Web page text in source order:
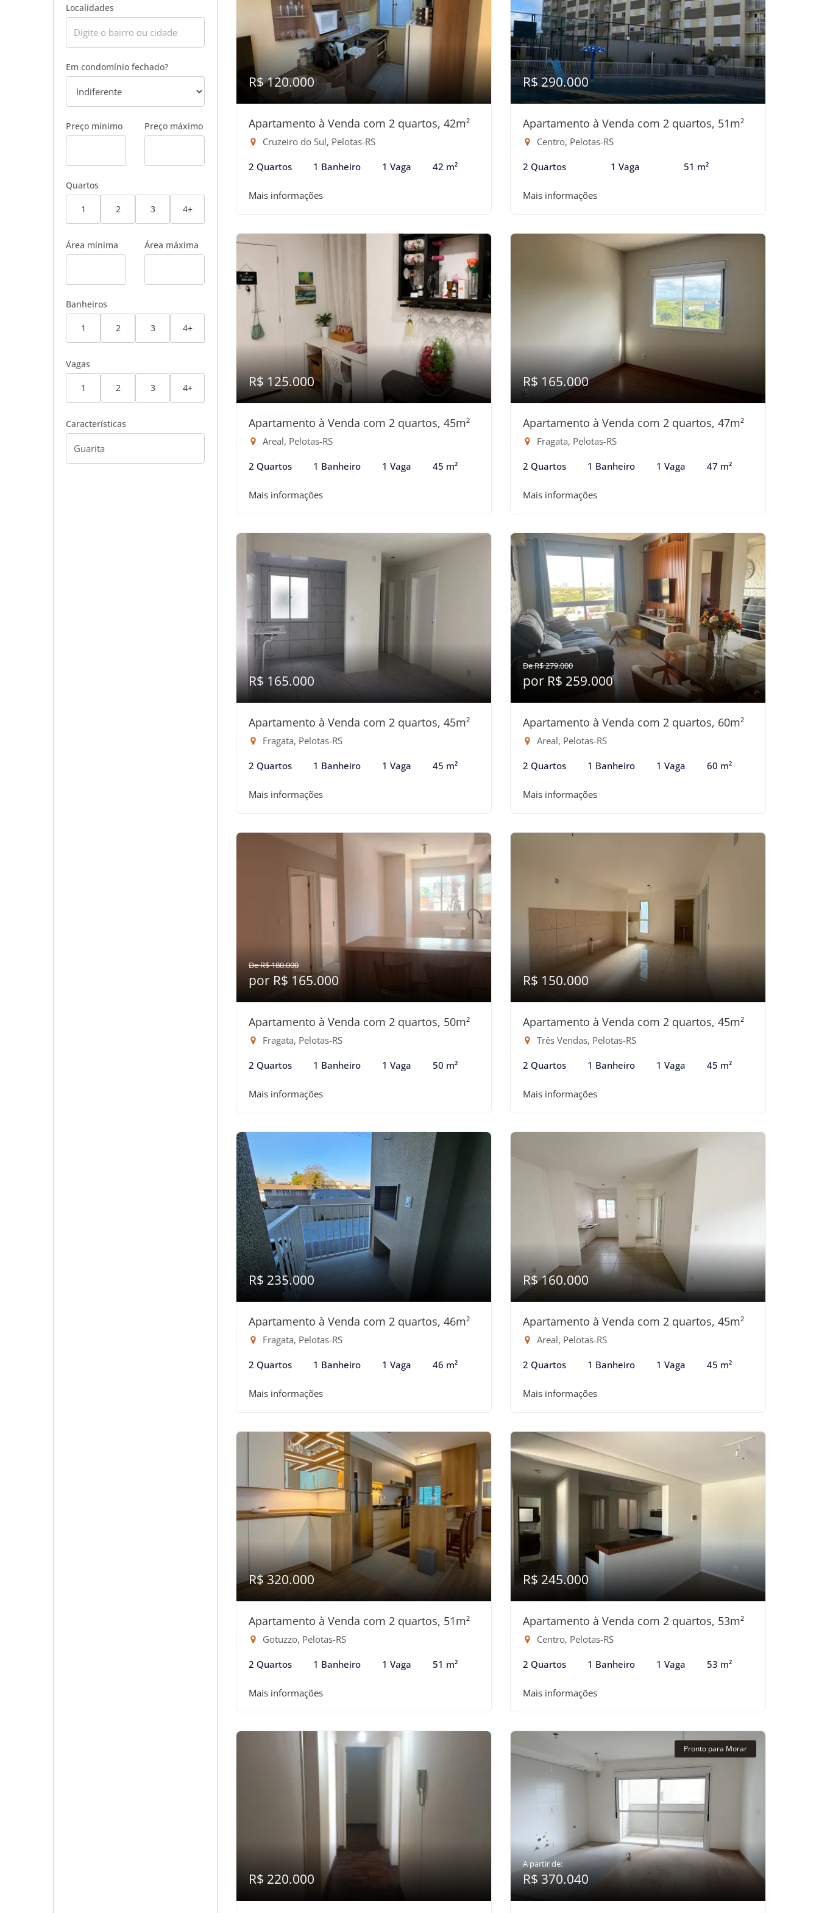
Localidades
Em condomínio fechado?
Preço mínimo Preço máximo
Quartos
1 2 3 4+
Área mínima Área máxima
Banheiros
1 2 3 4+
Vagas
1 2 3 4+
Características
R$ 120.000
Apartamento à Venda com 2 quartos, 42m²
Cruzeiro do Sul, Pelotas-RS
2 Quartos 1 Banheiro 1 Vaga 42 m²
Mais informações
R$ 290.000
Apartamento à Venda com 2 quartos, 51m²
Centro, Pelotas-RS
2 Quartos 1 Vaga 51 m²
Mais informações
R$ 125.000
Apartamento à Venda com 2 quartos, 45m²
Areal, Pelotas-RS
2 Quartos 1 Banheiro 1 Vaga 45 m²
Mais informações
R$ 165.000
Apartamento à Venda com 2 quartos, 47m²
Fragata, Pelotas-RS
2 Quartos 1 Banheiro 1 Vaga 47 m²
Mais informações
R$ 165.000
Apartamento à Venda com 2 quartos, 45m²
Fragata, Pelotas-RS
2 Quartos 1 Banheiro 1 Vaga 45 m²
Mais informações
De R$ 279.000
por R$ 259.000
Apartamento à Venda com 2 quartos, 60m²
Areal, Pelotas-RS
2 Quartos 1 Banheiro 1 Vaga 60 m²
Mais informações
De R$ 180.000
por R$ 165.000
Apartamento à Venda com 2 quartos, 50m²
Fragata, Pelotas-RS
2 Quartos 1 Banheiro 1 Vaga 50 m²
Mais informações
R$ 150.000
Apartamento à Venda com 2 quartos, 45m²
Três Vendas, Pelotas-RS
2 Quartos 1 Banheiro 1 Vaga 45 m²
Mais informações
R$ 235.000
Apartamento à Venda com 2 quartos, 46m²
Fragata, Pelotas-RS
2 Quartos 1 Banheiro 1 Vaga 46 m²
Mais informações
R$ 160.000
Apartamento à Venda com 2 quartos, 45m²
Areal, Pelotas-RS
2 Quartos 1 Banheiro 1 Vaga 45 m²
Mais informações
R$ 320.000
Apartamento à Venda com 2 quartos, 51m²
Gotuzzo, Pelotas-RS
2 Quartos 1 Banheiro 1 Vaga 51 m²
Mais informações
R$ 245.000
Apartamento à Venda com 2 quartos, 53m²
Centro, Pelotas-RS
2 Quartos 1 Banheiro 1 Vaga 53 m²
Mais informações
R$ 220.000
Pronto para Morar
A partir de:
R$ 370.040